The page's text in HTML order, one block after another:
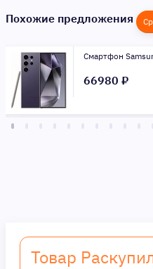
Похожие предложения
Смартфон
66980 ₽
Товар